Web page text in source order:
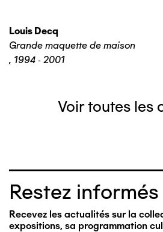
Louis Decq
Grande maquette de maison
, 1994 - 2001
Voir toutes les
Restez informés
Recevez les actualités sur la
expositions, sa programmation